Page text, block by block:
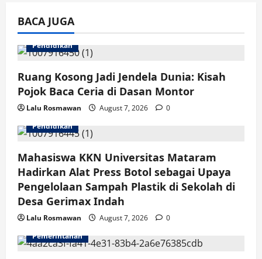
Paralegal
NTB
untuk
BACA JUGA
Pendidikan
Ruang Kosong Jadi Jendela Dunia: Kisah
Pojok Baca Ceria di Dasan Montor
Lalu Rosmawan August 7, 2026
0
Pendidikan
Mahasiswa KKN Universitas Mataram
Hadirkan Alat Press Botol sebagai Upaya
Pengelolaan Sampah Plastik di Sekolah di
Desa Gerimax Indah
Lalu Rosmawan August 7, 2026
0
Pemerintahan